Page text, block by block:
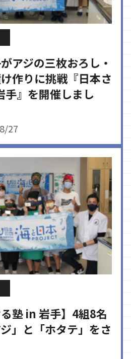
アジの三枚おろし・
作りに挑戦『日本さ
手』を開催しまし
27
る塾 in 岩手】4組8名
」と「ホタテ」をさ